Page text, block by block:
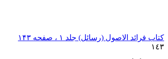
کتاب فرائد الاصول (رسائل) جلد ۱ ، صفحه ۱۴۳
١٤٣